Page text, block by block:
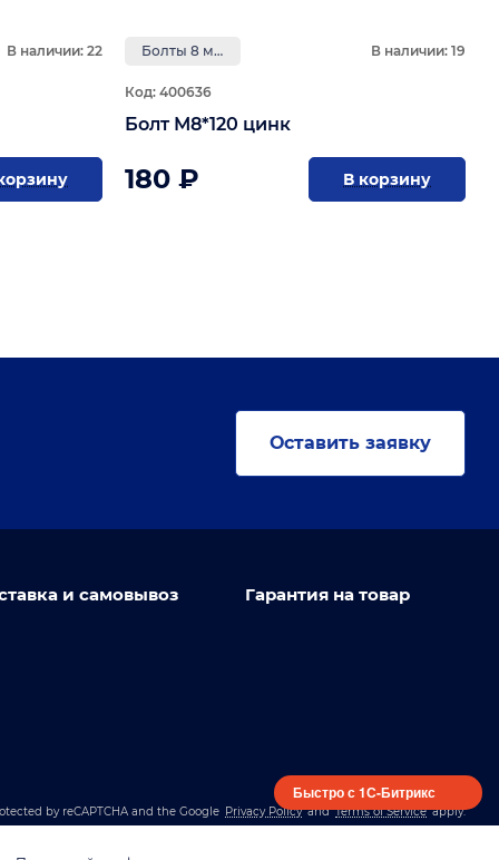
В наличии: 22 Болты 8 мм В наличии: 19
Код: 400636
Болт М8*120 цинк
180 ₽ В корзину
Оставить заявку
и самовывоз Гарантия на товар
by reCAPTCHA and the Google Privacy PolicyandTerms of Serviceapply.
Быстро с 1С-Битрикс